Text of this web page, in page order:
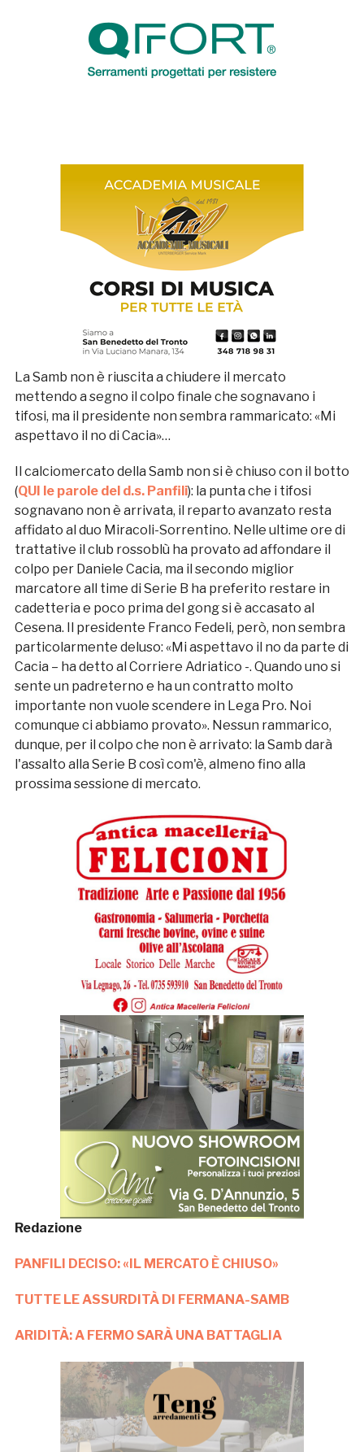
La Samb non è riuscita a chiudere il mercato
mettendo a segno il colpo finale che sognavano i
tifosi, ma il presidente non sembra rammaricato: «Mi
aspettavo il no di Cacia»…
Il calciomercato della Samb non si è chiuso con il botto
(QUI le parole del d.s. Panfili): la punta che i tifosi
sognavano non è arrivata, il reparto avanzato resta
affidato al duo Miracoli-Sorrentino. Nelle ultime ore di
trattative il club rossoblù ha provato ad affondare il
colpo per Daniele Cacia, ma il secondo miglior
marcatore all time di Serie B ha preferito restare in
cadetteria e poco prima del gong si è accasato al
Cesena. Il presidente Franco Fedeli, però, non sembra
particolarmente deluso: «Mi aspettavo il no da parte di
Cacia – ha detto al Corriere Adriatico -. Quando uno si
sente un padreterno e ha un contratto molto
importante non vuole scendere in Lega Pro. Noi
comunque ci abbiamo provato». Nessun rammarico,
dunque, per il colpo che non è arrivato: la Samb darà
l'assalto alla Serie B così com'è, almeno fino alla
prossima sessione di mercato.
Redazione
PANFILI DECISO: «IL MERCATO È CHIUSO»
TUTTE LE ASSURDITÀ DI FERMANA-SAMB
ARIDITÀ: A FERMO SARÀ UNA BATTAGLIA